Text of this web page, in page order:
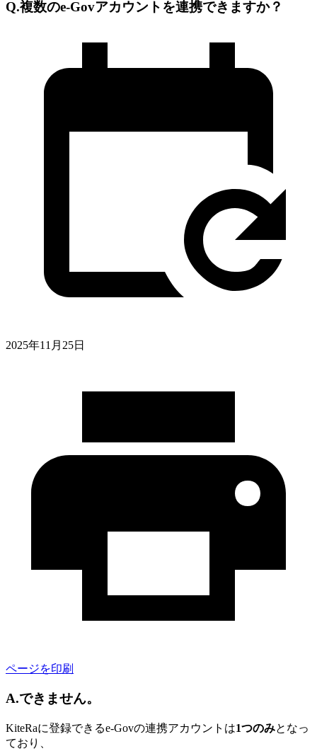
Q.複数のe-Govアカウントを連携できますか？
2025年11月25日
ページを印刷
A.できません。
KiteRaに登録できるe-Govの連携アカウントは1つのみとなっ
ており、